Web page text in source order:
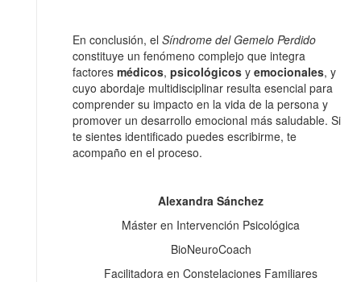
En conclusión, el Síndrome del Gemelo Perdido
constituye un fenómeno complejo que integra
factores médicos, psicológicos y emocionales, y
cuyo abordaje multidisciplinar resulta esencial para
comprender su impacto en la vida de la persona y
promover un desarrollo emocional más saludable. Si
te sientes identificado puedes escribirme, te
acompaño en el proceso.
Alexandra Sánchez
Máster en Intervención Psicológica
BioNeuroCoach
Facilitadora en Constelaciones Familiares